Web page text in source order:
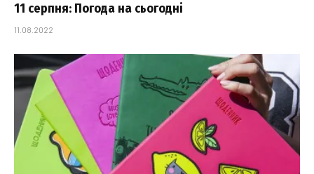
11 серпня: Погода на сьогодні
11.08.2022